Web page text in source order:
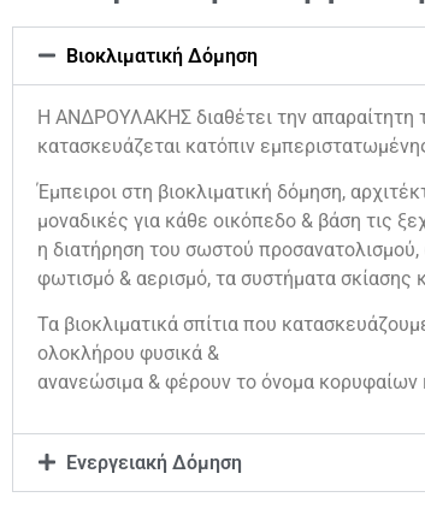
Βιοκλιματική Δόμηση
Η ΑΝΔΡΟΥΛΑΚΗΣ διαθέτει την απαραίτητη
κατασκευάζεται κατόπιν
Έμπειροι στη βιοκλιματική δόμηση,
μοναδικές για κάθε οικόπεδο & βάση τις
η διατήρηση του σωστού
φωτισμό & αερισμό, τα συστήματα σκίασης
Τα βιοκλιματικά σπίτια που
ολοκλήρου φυσικά &
ανανεώσιμα & φέρουν το όνομα
Ενεργειακή Δόμηση